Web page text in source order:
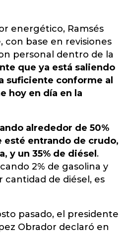
energético, Ramsés
con base en revisiones
personal dentro de la
que ya está saliendo
suficiente conforme al
hoy en día en la
alrededor de 50%
esté entrando de crudo,
y un 35% de diésel .
2% de gasolina y
cantidad de diésel, es
pasado, el presidente
Obrador declaró en